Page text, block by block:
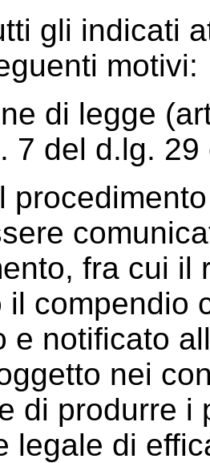
gli indicati
motivi:
di legge
7 del d.lg.
fra cui il
il compendio
e notificato
nei
di produrre i
legale di